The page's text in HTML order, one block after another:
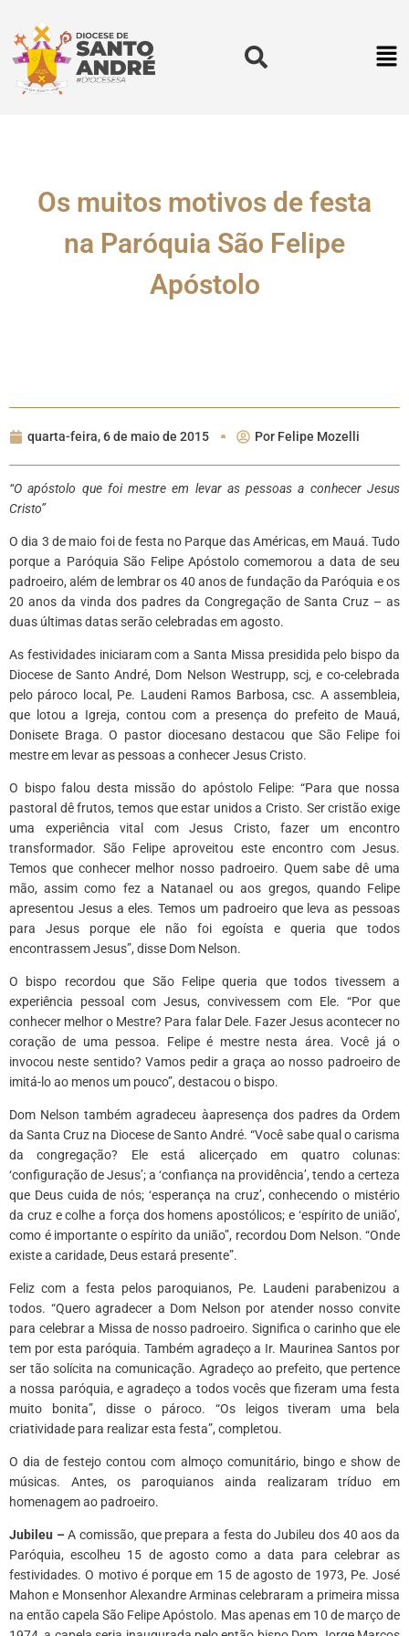
Os muitos motivos de festa
na Paróquia São Felipe
Apóstolo
quarta-feira, 6 de maio de 2015 Por Felipe Mozelli
“O apóstolo que foi mestre em levar as pessoas a conhecer Jesus
Cristo”
O dia 3 de maio foi de festa no Parque das Américas, em Mauá. Tudo
porque a Paróquia São Felipe Apóstolo comemorou a data de seu
padroeiro, além de lembrar os 40 anos de fundação da Paróquia e os
20 anos da vinda dos padres da Congregação de Santa Cruz – as
duas últimas datas serão celebradas em agosto.
As festividades iniciaram com a Santa Missa presidida pelo bispo da
Diocese de Santo André, Dom Nelson Westrupp, scj, e co-celebrada
pelo pároco local, Pe. Laudeni Ramos Barbosa, csc. A assembleia,
que lotou a Igreja, contou com a presença do prefeito de Mauá,
Donisete Braga. O pastor diocesano destacou que São Felipe foi
mestre em levar as pessoas a conhecer Jesus Cristo.
O bispo falou desta missão do apóstolo Felipe: “Para que nossa
pastoral dê frutos, temos que estar unidos a Cristo. Ser cristão exige
uma experiência vital com Jesus Cristo, fazer um encontro
transformador. São Felipe aproveitou este encontro com Jesus.
Temos que conhecer melhor nosso padroeiro. Quem sabe dê uma
mão, assim como fez a Natanael ou aos gregos, quando Felipe
apresentou Jesus a eles. Temos um padroeiro que leva as pessoas
para Jesus porque ele não foi egoísta e queria que todos
encontrassem Jesus”, disse Dom Nelson.
O bispo recordou que São Felipe queria que todos tivessem a
experiência pessoal com Jesus, convivessem com Ele. “Por que
conhecer melhor o Mestre? Para falar Dele. Fazer Jesus acontecer no
coração de uma pessoa. Felipe é mestre nesta área. Você já o
invocou neste sentido? Vamos pedir a graça ao nosso padroeiro de
imitá-lo ao menos um pouco”, destacou o bispo.
Dom Nelson também agradeceu àapresença dos padres da Ordem
da Santa Cruz na Diocese de Santo André. “Você sabe qual o carisma
da congregação? Ele está alicerçado em quatro colunas:
‘configuração de Jesus’; a ‘confiança na providência’, tendo a certeza
que Deus cuida de nós; ‘esperança na cruz’, conhecendo o mistério
da cruz e colhe a força dos homens apostólicos; e ‘espírito de união’,
como é importante o espírito da união”, recordou Dom Nelson. “Onde
existe a caridade, Deus estará presente”.
Feliz com a festa pelos paroquianos, Pe. Laudeni parabenizou a
todos. “Quero agradecer a Dom Nelson por atender nosso convite
para celebrar a Missa de nosso padroeiro. Significa o carinho que ele
tem por esta paróquia. Também agradeço a Ir. Maurinea Santos por
ser tão solícita na comunicação. Agradeço ao prefeito, que pertence
a nossa paróquia, e agradeço a todos vocês que fizeram uma festa
muito bonita”, disse o pároco. “Os leigos tiveram uma bela
criatividade para realizar esta festa”, completou.
O dia de festejo contou com almoço comunitário, bingo e show de
músicas. Antes, os paroquianos ainda realizaram tríduo em
homenagem ao padroeiro.
Jubileu –A comissão, que prepara a festa do Jubileu dos 40 aos da
Paróquia, escolheu 15 de agosto como a data para celebrar as
festividades. O motivo é porque em 15 de agosto de 1973, Pe. José
Mahon e Monsenhor Alexandre Arminas celebraram a primeira missa
na então capela São Felipe Apóstolo. Mas apenas em 10 de março de